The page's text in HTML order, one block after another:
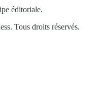
éditoriale.
Tous droits réservés.